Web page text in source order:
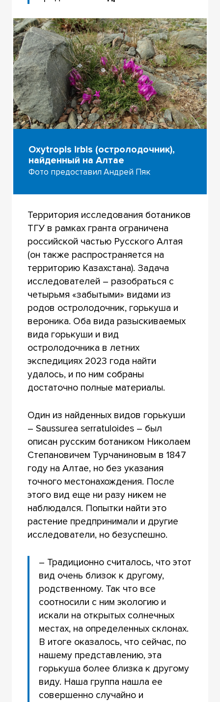
Oxytropis irbis (остролодочник),
найденный на Алтае
Фото предоставил Андрей Пяк
Территория исследования ботаников
ТГУ в рамках гранта ограничена
российской частью Русского Алтая
(он также распространяется на
территорию Казахстана). Задача
исследователей – разобраться с
четырьмя «забытыми» видами из
родов остролодочник, горькуша и
вероника. Оба вида разыскиваемых
вида горькуши и вид
остролодочника в летних
экспедициях 2023 года найти
удалось, и по ним собраны
достаточно полные материалы.
Один из найденных видов горькуши
– Saussurea serratuloides – был
описан русским ботаником Николаем
Степановичем Турчаниновым в 1847
году на Алтае, но без указания
точного местонахождения. После
этого вид еще ни разу никем не
наблюдался. Попытки найти это
растение предпринимали и другие
исследователи, но безуспешно.
– Традиционно считалось, что этот
вид очень близок к другому,
родственному. Так что все
соотносили с ним экологию и
искали на открытых солнечных
местах, на определенных склонах.
В итоге оказалось, что сейчас, по
нашему представлению, эта
горькуша более близка к другому
виду. Наша группа нашла ее
совершенно случайно и